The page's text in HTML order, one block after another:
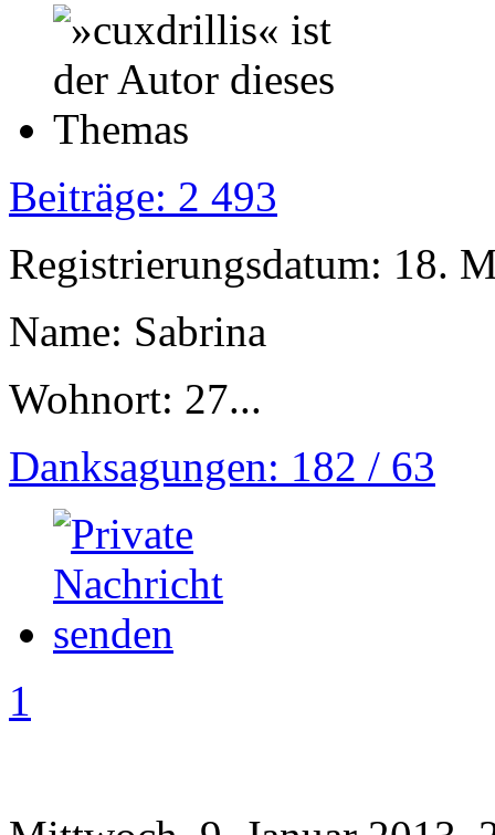
Beiträge: 2 493
Registrierungsdatum: 18.
Name: Sabrina
Wohnort: 27...
Danksagungen: 182 / 63
1